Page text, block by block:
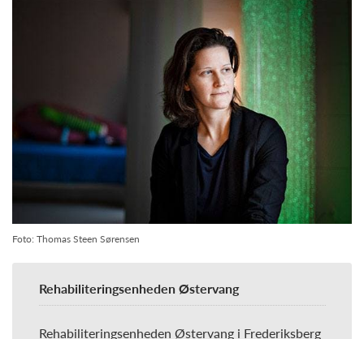
Foto: Thomas Steen Sørensen
Rehabiliteringsenheden Østervang
Rehabiliteringsenheden Østervang i Frederiksberg